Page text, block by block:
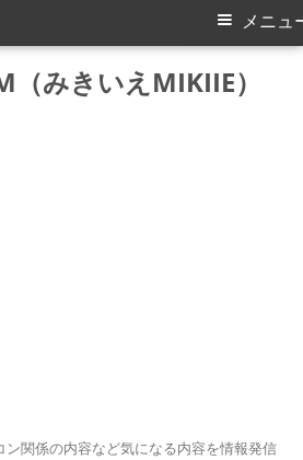
（みきいえMIKIIE）
関係の内容など気になる内容を情報発信
メニュ